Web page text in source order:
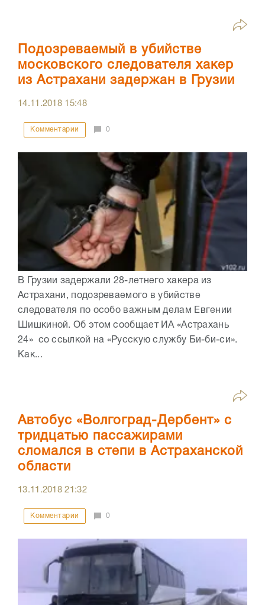
Подозреваемый в убийстве
московского следователя хакер
из Астрахани задержан в Грузии
14.11.2018 15:48
Комментарии 0
В Грузии задержали 28-летнего хакера из
Астрахани, подозреваемого в убийстве
следователя по особо важным делам Евгении
Шишкиной. Об этом сообщает ИА «Астрахань
24» со ссылкой на «Русскую службу Би-би-си».
Как...
Автобус «Волгоград-Дербент» с
тридцатью пассажирами
сломался в степи в Астраханской
области
13.11.201821:32
Комментарии 0